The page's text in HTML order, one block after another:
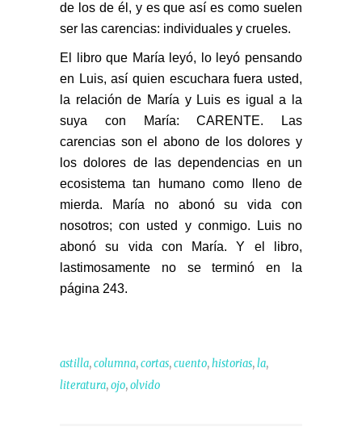
de los de él, y es que así es como suelen
ser las carencias: individuales y crueles.
El libro que María leyó, lo leyó pensando
en Luis, así quien escuchara fuera usted,
la relación de María y Luis es igual a la
suya con María: CARENTE. Las
carencias son el abono de los dolores y
los dolores de las dependencias en un
ecosistema tan humano como lleno de
mierda. María no abonó su vida con
nosotros; con usted y conmigo.
Luis no
abonó su vida con María. Y el libro,
lastimosamente no se terminó en la
página 243.
astilla,columna,cortas,cuento,historias,la,
literatura,ojo,olvido